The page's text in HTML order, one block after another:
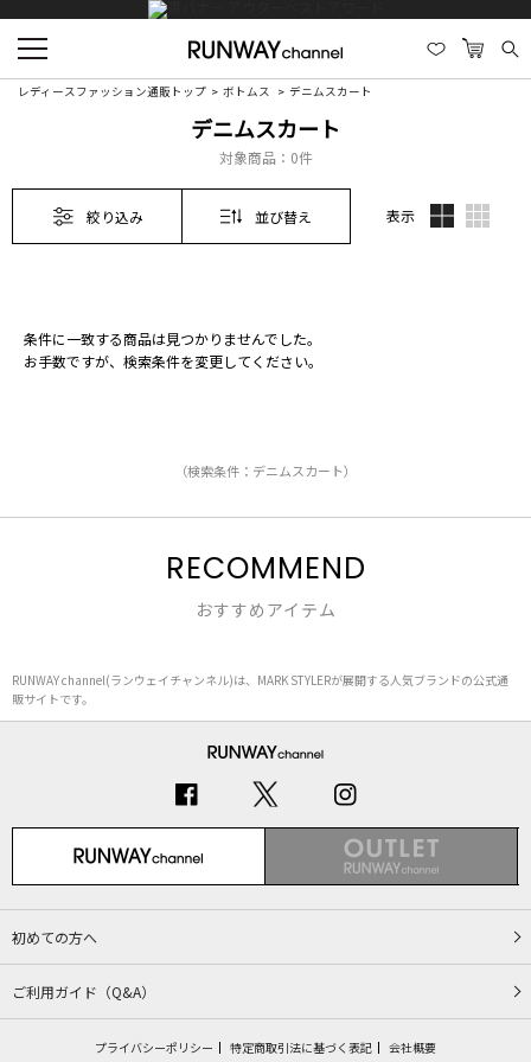
レディースファッション通販トップ ボトムス デニムスカート
デニムスカート
対象商品： 0件
絞り込み 並び替え 表示
条件に一致する商品は見つかりませんでした。
お手数ですが、検索条件を変更してください。
（検索条件：デニムスカート）
RECOMMEND
おすすめアイテム
RUNWAY channel(ランウェイチャンネル)は、MARK STYLERが展開する人気ブランドの公式通
販サイトです。
初めての方へ
ご利用ガイド（Q&A）
プライバシーポリシー 特定商取引法に基づく表記 会社概要